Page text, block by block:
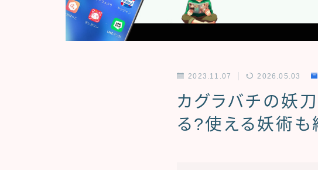
2023.11.07 2026.05.03
カグラバチの妖
る?使える妖術も